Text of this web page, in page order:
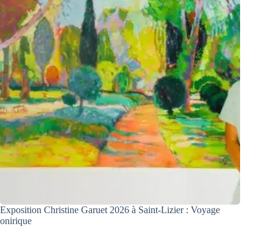
Exposition Christine Garuet 2026 à Saint-Lizier : Voyage
onirique